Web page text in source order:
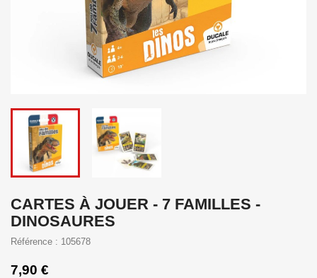
CARTES À JOUER - 7 FAMILLES -
DINOSAURES
Référence : 105678
7,90 €